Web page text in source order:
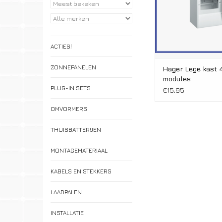
ACTIES!
ZONNEPANELEN
PLUG-IN SETS
OMVORMERS
THUISBATTERIJEN
MONTAGEMATERIAAL
KABELS EN STEKKERS
LAADPALEN
INSTALLATIE
Hager Lege kast
modules
€15,95